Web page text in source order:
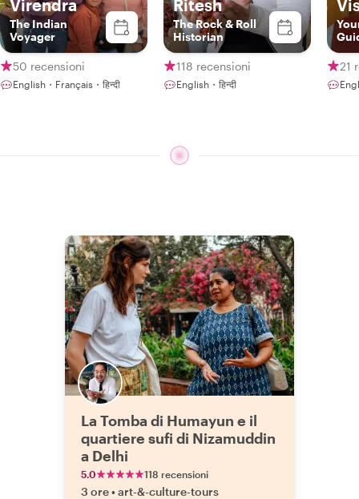
Virendra
The Indian
Voyager
50 recensioni
English・Français・हिन्दी
Ritesh
The Rock & Roll
Historian
118 recensioni
English・हिन्दी
21
La Tomba di Humayun e il
quartiere sufi di Nizamuddin
a Delhi
5.0 118 recensioni
3 ore•art-&-culture-tours